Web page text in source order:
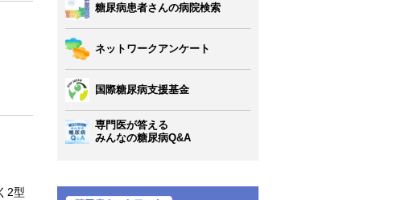
2型
糖尿病患者さんの病院検索
ネットワークアンケート
国際糖尿病支援基金
専門医が答える
みんなの糖尿病Q&A